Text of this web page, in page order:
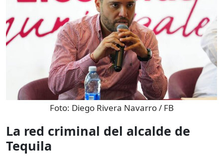
Foto: Diego Rivera Navarro / FB
La red criminal del alcalde de
Tequila